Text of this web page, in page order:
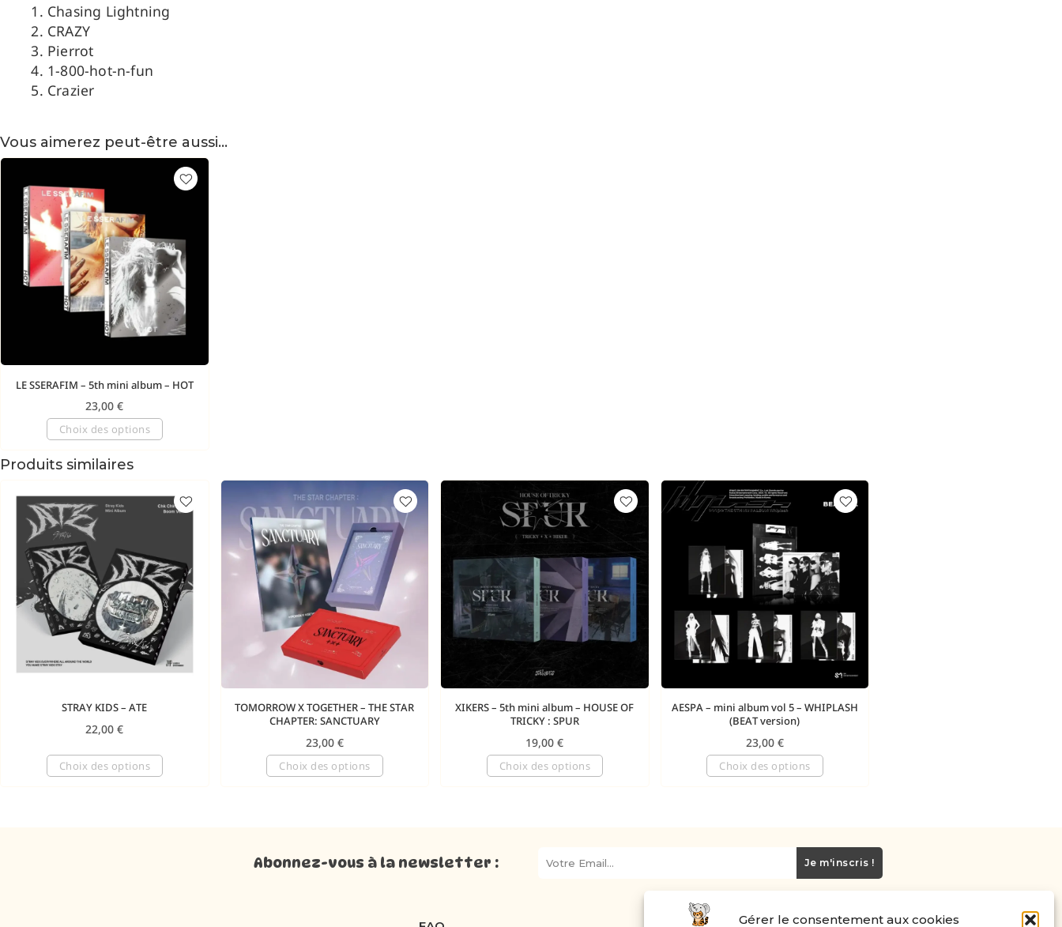
Gérer le consentement aux cookies
Chasing Lightning
CRAZY
Pierrot
1-800-hot-n-fun
Crazier
Vous aimerez peut-être aussi…
LE SSERAFIM – 5th mini album – HOT
23,00€
Choix des options
Produits similaires
STRAY KIDS – ATE
22,00€
Choix des options
TOMORROW X TOGETHER – THE STAR
CHAPTER: SANCTUARY
23,00 €
Choix des options
XIKERS – 5th mini album – HOUSE OF
TRICKY : SPUR
19,00€
Choix des options
AESPA – mini album vol 5 – WHIPLASH
(BEAT version)
23,00 €
Choix des options
Abonnez-vous à la newsletter : Je m'inscris !